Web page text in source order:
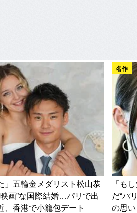
」五輪金メダリスト松山恭
画”な国際結婚…パリで出
、香港で小籠包デート
名作
「も
だ“パ
の思